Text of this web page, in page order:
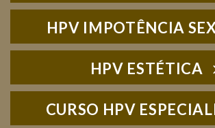
HPV IMPOTÊNCIA
HPV ESTÉTICA
CURSO HPV